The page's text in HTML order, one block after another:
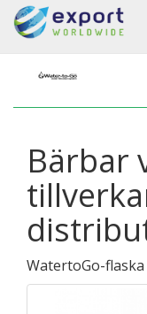
Bärbar
WatertoGo-flaska